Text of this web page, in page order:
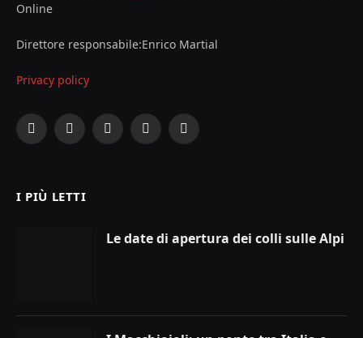
Online
Direttore responsabile:Enrico Martial
Privacy policy
Facebook
X
InstagramYouTubeLinkedIn
I PIÙ LETTI
Le date di apertura dei colli sulle Alpi